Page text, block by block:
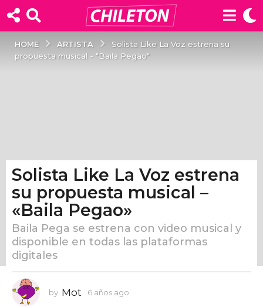
HOME ARTISTA
Solista Like La Voz estrena su
propuesta musical - "Baila Pegao"
6
a
ñ
o
s
a
g
Solista Like La Voz estrena
su propuesta musical –
«Baila Pegao»
Baila Pega se estrena con video musical y
disponible en todas las plataformas
digitales
by Mot 6 años ago